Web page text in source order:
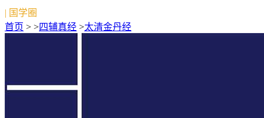
| 国学圈
首页 > >四辅真经 >太清金丹经